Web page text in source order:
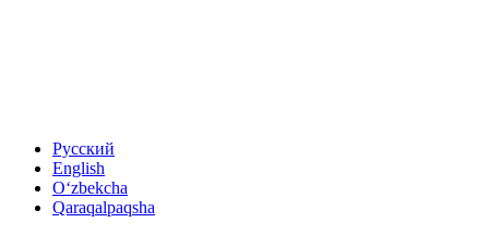
Русский
English
Oʻzbekcha
Qaraqalpaqsha